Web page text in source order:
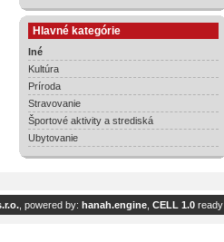
Hlavné kategórie
Iné
Kultúra
Príroda
Stravovanie
Športové aktivity a strediská
Ubytovanie
, powered by: hanah.engine CELL 1.0 ready